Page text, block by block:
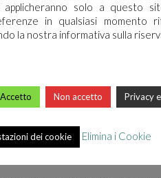
solo a questo
in qualsiasi momento
la nostra informativa sulla
Accetto Non accetto Privacy
dei cookie Elimina i Cookie